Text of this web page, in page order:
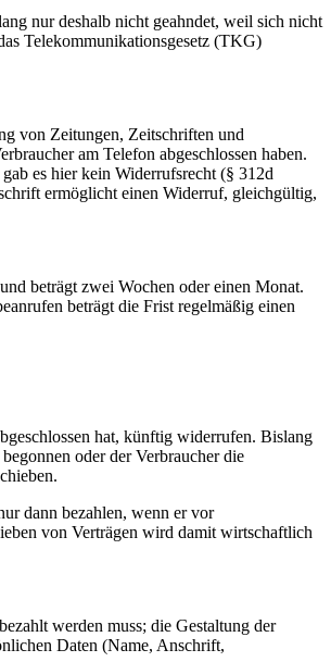
nur deshalb nicht geahndet, weil sich nicht
Telekommunikationsgesetz (TKG)
von Zeitungen, Zeitschriften und
am Telefon abgeschlossen haben.
es hier kein Widerrufsrecht (§ 312d
ermöglicht einen Widerruf, gleichgültig,
beträgt zwei Wochen oder einen Monat.
beträgt die Frist regelmäßig einen
hat, künftig widerrufen. Bislang
oder der Verbraucher die
dann bezahlen, wenn er vor
von Verträgen wird damit wirtschaftlich
werden muss; die Gestaltung der
Daten (Name, Anschrift,